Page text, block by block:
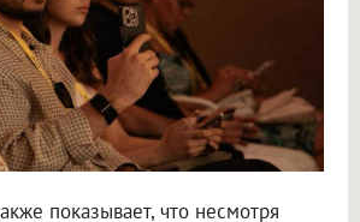
показывает, что несмотря